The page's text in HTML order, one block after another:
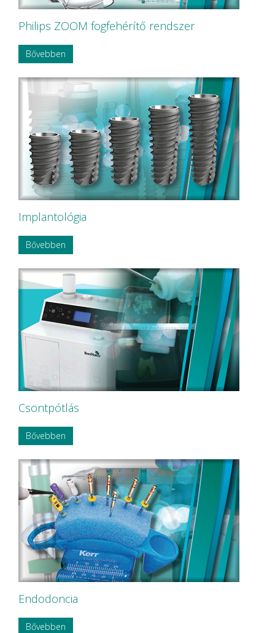
Philips ZOOM fogfehérítő rendszer
Bővebben
Implantológia
Bővebben
Csontpótlás
Bővebben
Endodoncia
Bővebben